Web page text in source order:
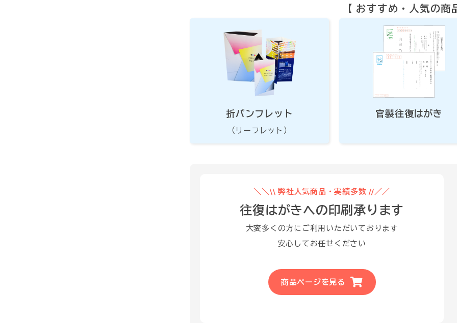
【 おすすめ・人気の商
折パンフレット
（リーフレット）
官製往復はがき
＼＼\\ 弊社人気商品・実績多数 //／／
往復はがきへの印刷承ります
大変多くの方にご利用いただいております
安心してお任せください
商品ページを見る